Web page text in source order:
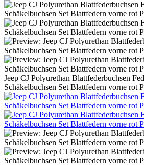
Jeep CJ Polyurethan Blattfederbuchsen
Schäkelbuchsen Set Blattfedern vorne rot